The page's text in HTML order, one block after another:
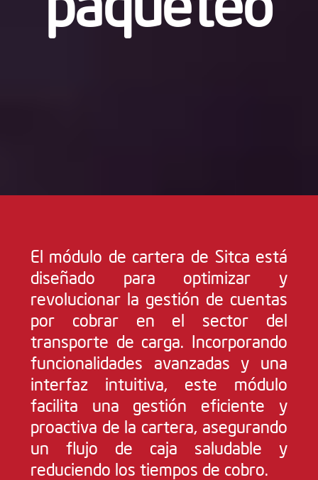
El módulo de cartera de Sitca está
diseñado para optimizar y
revolucionar la gestión de cuentas
por cobrar en el sector del
transporte de carga. Incorporando
funcionalidades avanzadas y una
interfaz intuitiva, este módulo
facilita una gestión eficiente y
proactiva de la cartera, asegurando
un flujo de caja saludable y
reduciendo los tiempos de cobro.